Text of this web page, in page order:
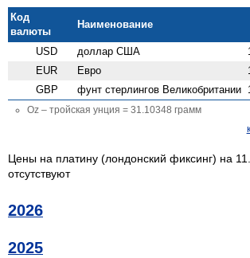
Код
валюты
Наименование
USD доллар США
EUR Евро
GBP фунт стерлингов Велико­британии
Oz – тройская унция = 31.10348 грамм
Цены на платину (лондонский фиксинг) на
отсутствуют
2026
2025